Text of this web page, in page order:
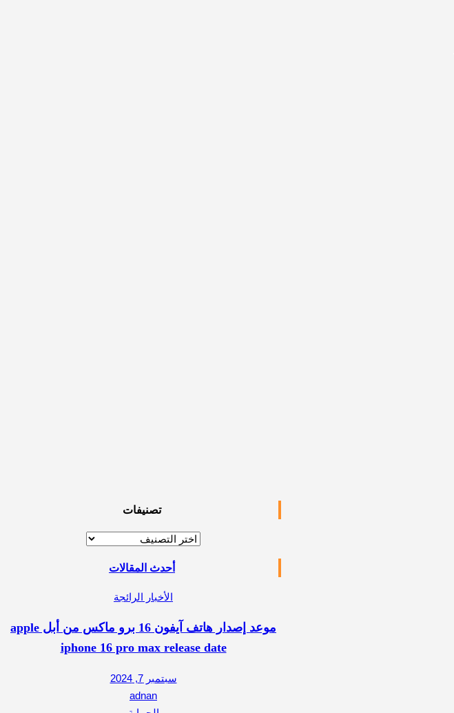
تصنيفات
تصنيفات
أحدث المقالات
الأخبار الرائجة
موعد إصدار هاتف آيفون 16 برو ماكس من أبل apple
iphone 16 pro max release date
سبتمبر 7, 2024
adnan